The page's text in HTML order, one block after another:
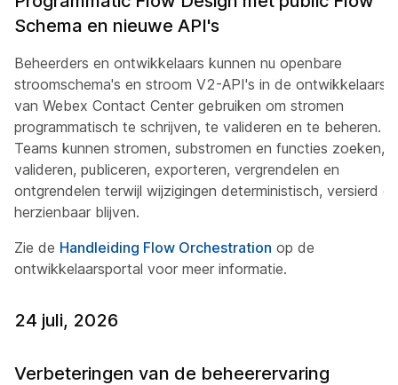
Schema en nieuwe API's
Beheerders en ontwikkelaars kunnen nu openbare
stroomschema's en stroom V2-API's in de
van Webex Contact Center gebruiken om stromen
programmatisch te schrijven, te valideren en te beheren.
Teams kunnen stromen, substromen en functies zoeken,
valideren, publiceren, exporteren, vergrendelen en
ontgrendelen terwijl wijzigingen deterministisch, versierd en
herzienbaar blijven.
Zie de Handleiding Flow Orchestration op de
ontwikkelaarsportal voor meer informatie.
24 juli, 2026
Verbeteringen van de beheerervaring